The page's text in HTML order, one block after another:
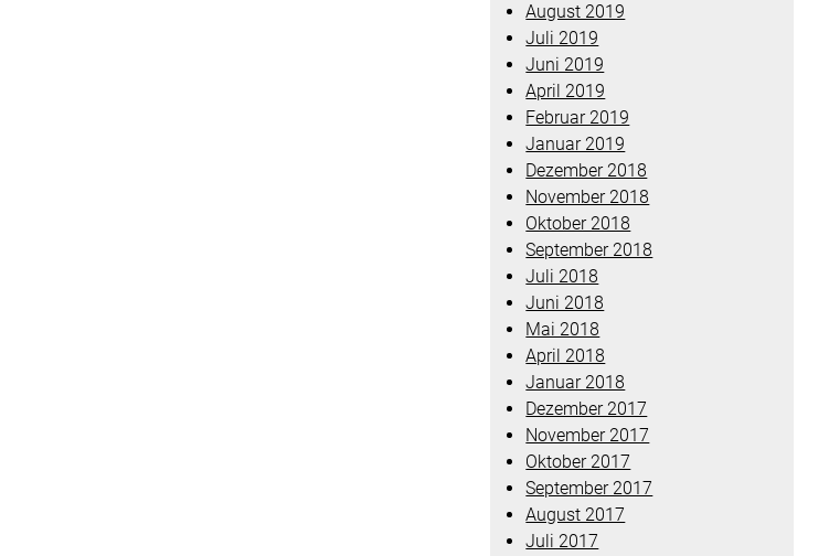
August 2019
Juli 2019
Juni 2019
April 2019
Februar 2019
Januar 2019
Dezember 2018
November 2018
Oktober 2018
September 2018
Juli 2018
Juni 2018
Mai 2018
April 2018
Januar 2018
Dezember 2017
November 2017
Oktober 2017
September 2017
August 2017
Juli 2017